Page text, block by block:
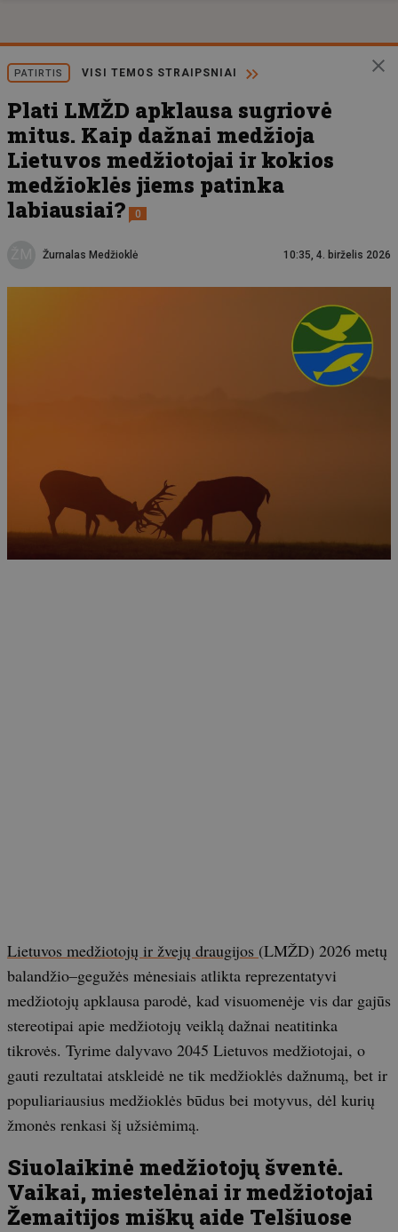
PATIRTIS VISI TEMOS STRAIPSNIAI
Plati LMŽD apklausa sugriovė
mitus. Kaip dažnai medžioja
Lietuvos medžiotojai ir kokios
medžioklės jiems patinka
labiausiai?
0
Žurnalas Medžioklė 10:35, 4. birželis 2026
Lietuvos medžiotojų ir žvejų draugijos (LMŽD) 2026 metų
balandžio–gegužės mėnesiais atlikta reprezentatyvi
medžiotojų apklausa parodė, kad visuomenėje vis dar gajūs
stereotipai apie medžiotojų veiklą dažnai neatitinka
tikrovės. Tyrime dalyvavo 2045 Lietuvos medžiotojai, o
gauti rezultatai atskleidė ne tik medžioklės dažnumą, bet ir
populiariausius medžioklės būdus bei motyvus, dėl kurių
žmonės renkasi šį užsiėmimą.
Siuolaikinė medžiotojų šventė.
Vaikai, miestelėnai ir medžiotojai
Žemaitijos miškų aide Telšiuose